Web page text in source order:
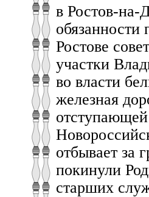
в Ростов-на-
обязанности
Ростове
участки
во власти
железная
отбывает за
покинули
старших